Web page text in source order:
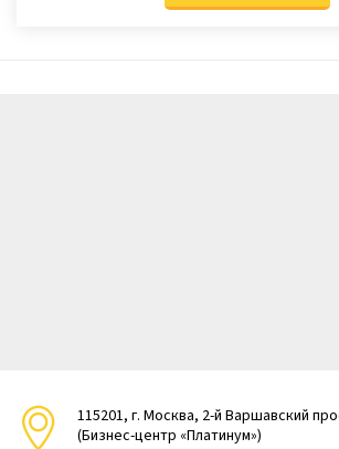
115201, г. Москва, 2-й Варшавский
(Бизнес-центр «Платинум»)